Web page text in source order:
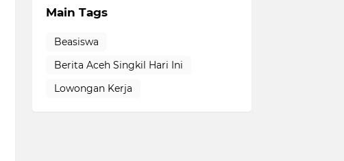
Main Tags
Beasiswa
Berita Aceh Singkil Hari Ini
Lowongan Kerja